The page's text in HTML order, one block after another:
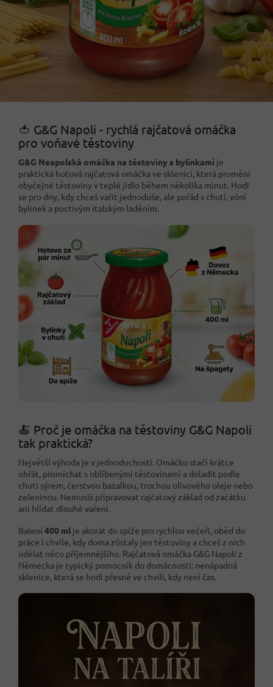
🍅 G&G Napoli - rychlá rajčatová omáčka
pro voňavé těstoviny
G&G Neapolská omáčka na těstoviny s bylinkami je
praktická hotová rajčatová omáčka ve sklenici, která promění
obyčejné těstoviny v teplé jídlo během několika minut. Hodí
se pro dny, kdy chceš vařit jednoduše, ale pořád s chutí, vůní
bylinek a poctivým italským laděním.
🍝 Proč je omáčka na těstoviny G&G Napoli
tak praktická?
Největší výhoda je v jednoduchosti. Omáčku stačí krátce
ohřát, promíchat s oblíbenými těstovinami a doladit podle
chuti sýrem, čerstvou bazalkou, trochou olivového oleje nebo
zeleninou. Nemusíš připravovat rajčatový základ od začátku
ani hlídat dlouhé vaření.
Balení 400 ml je akorát do spíže pro rychlou večeři, oběd do
práce i chvíle, kdy doma zůstaly jen těstoviny a chceš z nich
udělat něco příjemnějšího. Rajčatová omáčka G&G Napoli z
Německa je typický pomocník do domácnosti: nenápadná
sklenice, která se hodí přesně ve chvíli, kdy není čas.